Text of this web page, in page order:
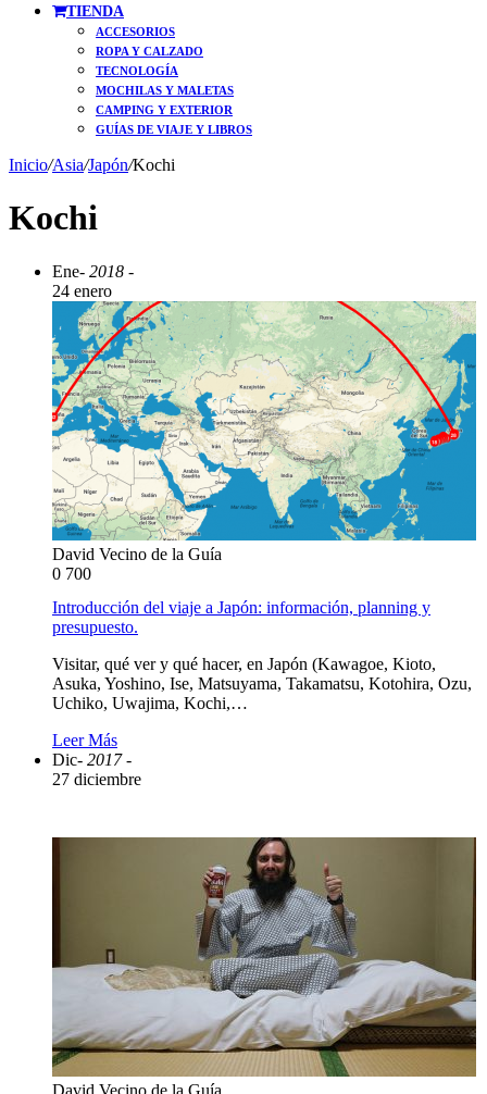
TIENDA
ACCESORIOS
ROPA Y CALZADO
TECNOLOGÍA
MOCHILAS Y MALETAS
CAMPING Y EXTERIOR
GUÍAS DE VIAJE Y LIBROS
Inicio/Asia/Japón/Kochi
Kochi
Ene- 2018 -
24 enero
David Vecino de la Guía
0 700
Introducción del viaje a Japón: información, planning y
presupuesto.
Visitar, qué ver y qué hacer, en Japón (Kawagoe, Kioto,
Asuka, Yoshino, Ise, Matsuyama, Takamatsu, Kotohira, Ozu,
Uchiko, Uwajima, Kochi,…
Leer Más
Dic- 2017 -
27 diciembre